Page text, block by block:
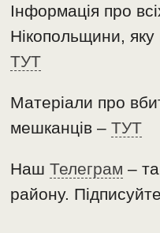
Інформація про
Нікопольщини,
ТУТ
Матеріали про
мешканців –ТУТ
НашТелеграм –
району.